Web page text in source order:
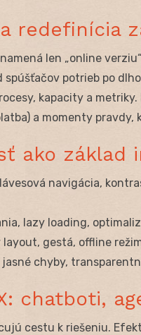
redefinícia
len „online
potrieb po
kapacity a
a momenty pravdy,
ako základ
navigácia,
lazy loading,
gestá, offline
jasné chyby,
chatboti,
cestu k riešeniu.